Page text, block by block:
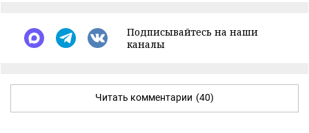
Подписывайтесь на наши
каналы
Читать комментарии (40)